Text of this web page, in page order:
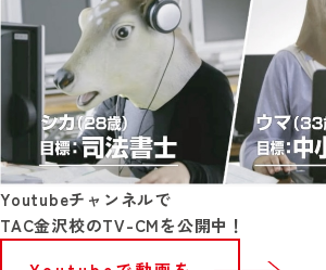
Youtubeチャンネルで
TAC金沢校のTV-CMを公開中！